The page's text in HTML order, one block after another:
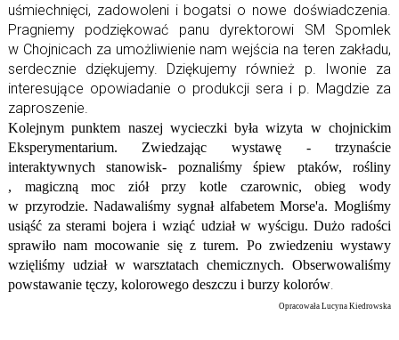
uśmiechnięci, zadowoleni i bogatsi o nowe doświadczenia.
Pragniemy podziękować panu dyrektorowi SM Spomlek
w Chojnicach za umożliwienie nam wejścia na teren zakładu,
serdecznie dziękujemy. Dziękujemy również p. Iwonie za
interesujące opowiadanie o produkcji sera i p. Magdzie za
zaproszenie.
Kolejnym punktem naszej wycieczki była wizyta w chojnickim
Eksperymentarium. Zwiedzając wystawę - trzynaście
interaktywnych stanowisk- poznaliśmy śpiew ptaków, rośliny
, magiczną moc ziół przy kotle czarownic, obieg wody
w przyrodzie. Nadawaliśmy sygnał alfabetem Morse'a. Mogliśmy
usiąść za sterami bojera i wziąć udział w wyścigu. Dużo radości
sprawiło nam mocowanie się z turem. Po zwiedzeniu wystawy
wzięliśmy udział w warsztatach chemicznych. Obserwowaliśmy
powstawanie tęczy, kolorowego deszczu i burzy kolorów.
OpracowałaLucyna Kiedrowska